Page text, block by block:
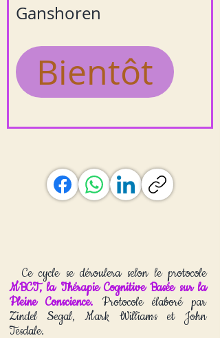
Ganshoren
Bientôt
Ce cycle se déroulera selon le protocole
MBCT, la Thérapie Cognitive Basée sur la
Pleine Conscience. Protocole élaboré par
Zindel Segal, Mark Williams et John
Tesdale.